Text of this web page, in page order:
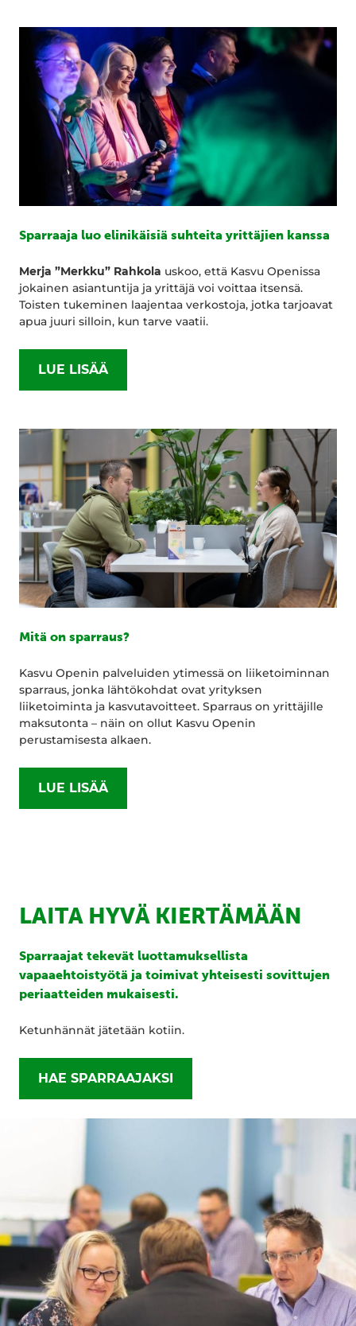
Sparraaja luo elinikäisiä suhteita yrittäjien kanssa
Merja ”Merkku” Rahkola uskoo, että Kasvu Openissa
jokainen asiantuntija ja yrittäjä voi voittaa itsensä.
Toisten tukeminen laajentaa verkostoja, jotka tarjoavat
apua juuri silloin, kun tarve vaatii.
LUE LISÄÄ
Mitä on sparraus?
Kasvu Openin palveluiden ytimessä on liiketoiminnan
sparraus, jonka lähtökohdat ovat yrityksen
liiketoiminta ja kasvutavoitteet. Sparraus on yrittäjille
maksutonta – näin on ollut Kasvu Openin
perustamisesta alkaen.
LUE LISÄÄ
LAITA HYVÄ KIERTÄMÄÄN
Sparraajat tekevät luottamuksellista
vapaaehtoistyötä ja toimivat yhteisesti sovittujen
periaatteiden mukaisesti.
Ketunhännät jätetään kotiin.
HAE SPARRAAJAKSI